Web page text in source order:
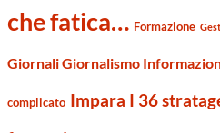
che fatica… Formazione
Giornali Giornalismo
complicato Impara I 36